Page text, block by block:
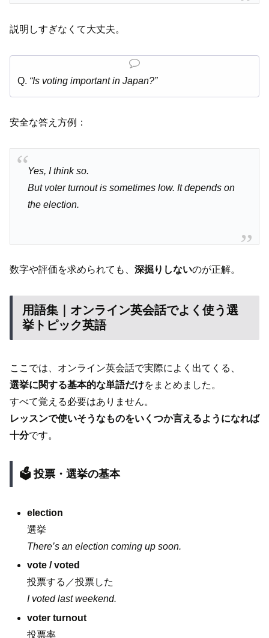
説明しすぎなくて大丈夫。
Q. “Is voting important in Japan?”
安全な答え方例：
Yes, I think so.
But voter turnout is sometimes low. It depends on
the election.
数字や評価を求められても、 深掘りしないのが正解。
用語集｜オンライン英会話でよく使う選
挙トピック英語
ここでは、オンライン英会話で実際によく出てくる、
選挙に関する基本的な単語だけをまとめました。
すべて覚える必要はありません。
レッスンで使いそうなものをいくつか言えるようになれば
十分です。
🗳️ 投票・選挙の基本
election
選挙
There’s an election coming up soon.
vote / voted
投票する／投票した
I voted last weekend.
voter turnout
投票率